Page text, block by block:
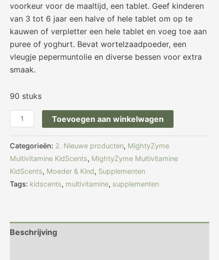
voorkeur voor de maaltijd, een tablet. Geef kinderen
van 3 tot 6 jaar een halve of hele tablet om op te
kauwen of verpletter een hele tablet en voeg toe aan
puree of yoghurt. Bevat wortelzaadpoeder, een
vleugje pepermuntolie en diverse bessen voor extra
smaak.
90 stuks
Toevoegen aan winkelwagen
Categorieën: 2. Nieuwe producten, MightyZyme
Multivitamine KidScents, MightyZyme Multivitamine
KidScents, Moeder & Kind, Supplementen
Tags: kidscents, multivitamine, supplementen
Beschrijving